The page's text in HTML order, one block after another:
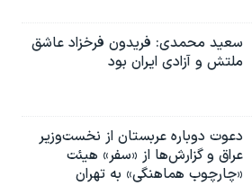
سعید محمدی: فریدون فرخزاد عاشق
ملتش و آزادی ایران بود
دعوت دوباره عربستان از نخست‌وزیر
عراق و گزارش‌ها از «سفر» هیئت
«چارچوب هماهنگی» به تهران